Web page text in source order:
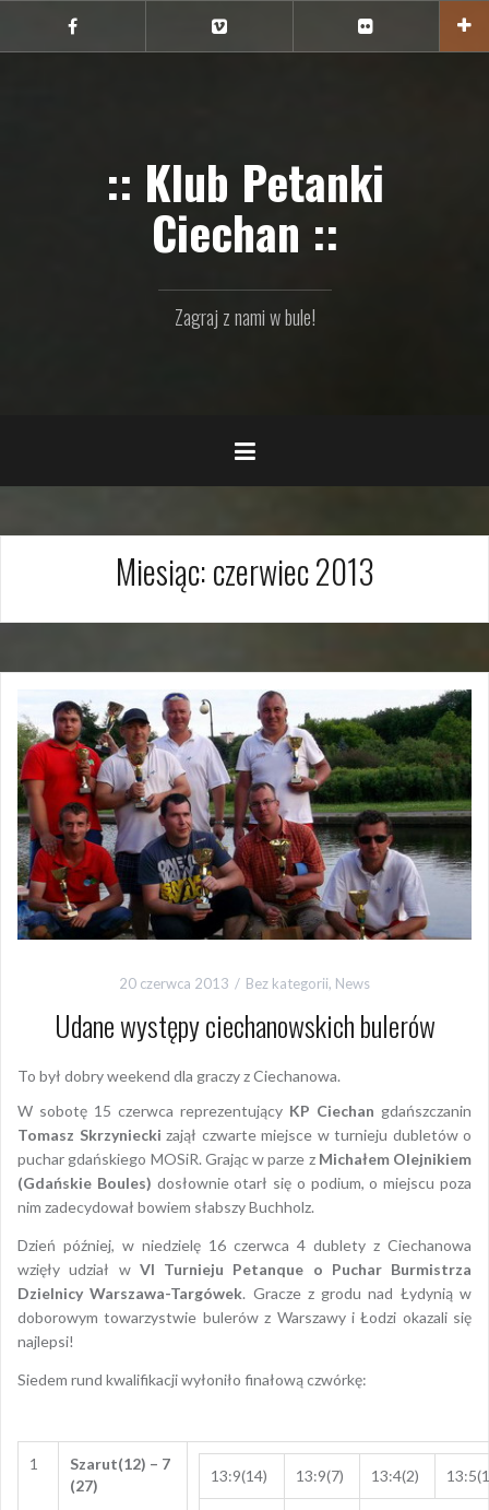
treści
Ciechan
na
na
na
:: Klub Petanki
Ciechan ::
Zagraj z nami w bule!
Miesiąc:czerwiec 2013
20 czerwca 2013 Bez kategorii, News
Udane występy ciechanowskich bulerów
To był dobry weekend dla graczy z Ciechanowa.
W sobotę 15 czerwca reprezentujący KP Ciechan gdańszczanin
Tomasz Skrzyniecki zajął czwarte miejsce w turnieju dubletów o
puchar gdańskiego MOSiR. Grając w parze z Michałem Olejnikiem
(Gdańskie Boules) dosłownie otarł się o podium, o miejscu poza
nim zadecydował bowiem słabszy Buchholz.
Dzień później, w niedzielę 16 czerwca 4 dublety z Ciechanowa
wzięły udział w VI Turnieju Petanque o Puchar Burmistrza
Dzielnicy Warszawa-Targówek. Gracze z grodu nad Łydynią w
doborowym towarzystwie bulerów z Warszawy i Łodzi okazali się
najlepsi!
Siedem rund kwalifikacji wyłoniło finałową czwórkę:
1
Szarut(12) – 7
(27)
13:9(14) 13:9(7) 13:4(2)